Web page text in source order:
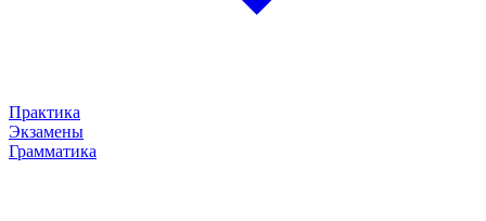
Практика
Экзамены
Грамматика